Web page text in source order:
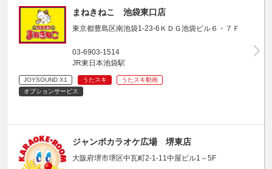
まねきねこ 池袋東口店
東京都豊島区南池袋1-23-6ＫＤＧ池袋ビル６・７Ｆ
03-6903-1514
JR東日本池袋駅
JOYSOUND X1 うたスキ
うたスキ動画
オプションサービス
ジャンボカラオケ広場 堺東店
大阪府堺市堺区中瓦町2-1-11中屋ビル1～5F